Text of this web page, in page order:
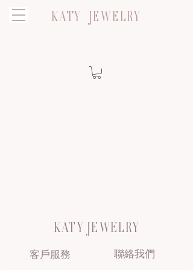
KATY JEWELRY
KATY JEWELRY
客戶服務 聯絡我們